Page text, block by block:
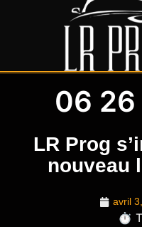
06 26
LR Prog
nouveau
avril
⏱️